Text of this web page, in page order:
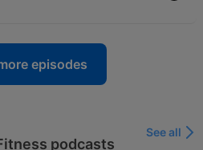
episodes
podcasts
See all